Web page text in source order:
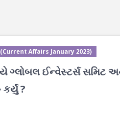
Affairs January 2023)
ગ્લોબલ ઈન્વેસ્ટર્સ સમિટ
?